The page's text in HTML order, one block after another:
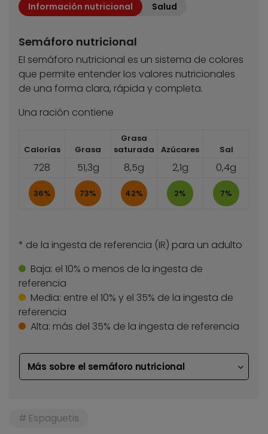
Información nutricional Salud
Semáforo nutricional
El semáforo nutricional es un sistema de colores
que permite entender los valores nutricionales
de una forma clara, rápida y completa.
Una ración contiene
Calorías Grasa
Grasa
saturada
Azúcares Sal
728 51,3g 8,5g 2,1g 0,4g
36% 73% 42% 2% 7%
* de la ingesta de referencia (IR) para un adulto
Baja: el 10% o menos de la ingesta de
referencia
Media: entre el 10% y el 35% de la ingesta de
referencia
Alta: más del 35% de la ingesta de referencia
Más sobre el semáforo nutricional
Espaguetis